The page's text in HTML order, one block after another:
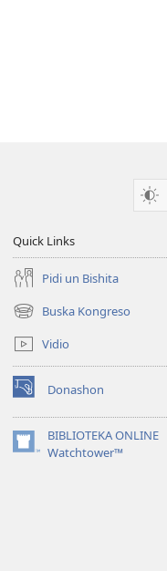
Quick Links
Pidi un Bishita
Buska Kongreso
(opens
new
window)
Vidio
Donashon
(opens
new
window)BIBLIOTEKA ONLINE
Watchtower™
(opens